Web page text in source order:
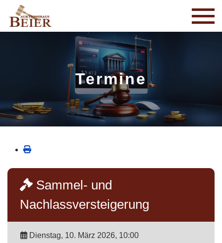
Termine
Sammel- und
Nachlassversteigerung
Dienstag, 10. März 2026, 10:00